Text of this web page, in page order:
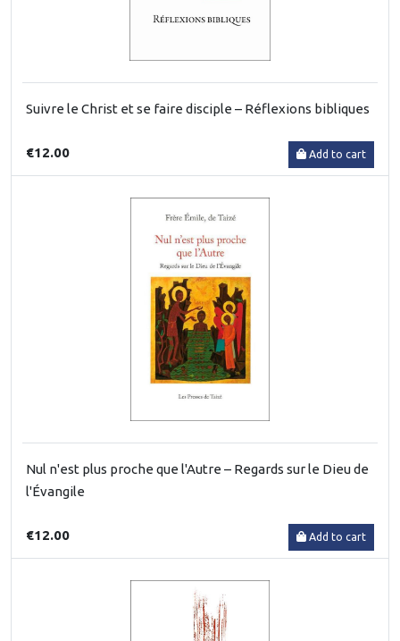
Suivre le Christ et se faire disciple – Réflexions bibliques
€12.00 Add to cart
Nul n'est plus proche que l'Autre – Regards sur le Dieu de
l'Évangile
€12.00 Add to cart